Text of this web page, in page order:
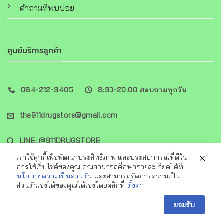
คำถามที่พบบ่อย
ศูนย์บริการลูกค้า
084-212-3405 8:30-20:00 สอบถามทุกวัน
the911drugstore@gmail.com
LINE: @911DRUGSTORE
Visa PayPal MasterCard
Delivery
เราใช้คุกกี้เพื่อพัฒนาประสิทธิภาพ และประสบการณ์ที่ดีใน
การใช้เว็บไซต์ของคุณ คุณสามารถศึกษารายละเอียดได้ที่
นโยบายความเป็นส่วนตัว และสามารถจัดการความเป็น
ส่วนตัวเองได้ของคุณได้เองโดยคลิกที่ ตั้งค่า
ยอมรับ
ปรึกษาเภสัชกรตอนนี้เลย